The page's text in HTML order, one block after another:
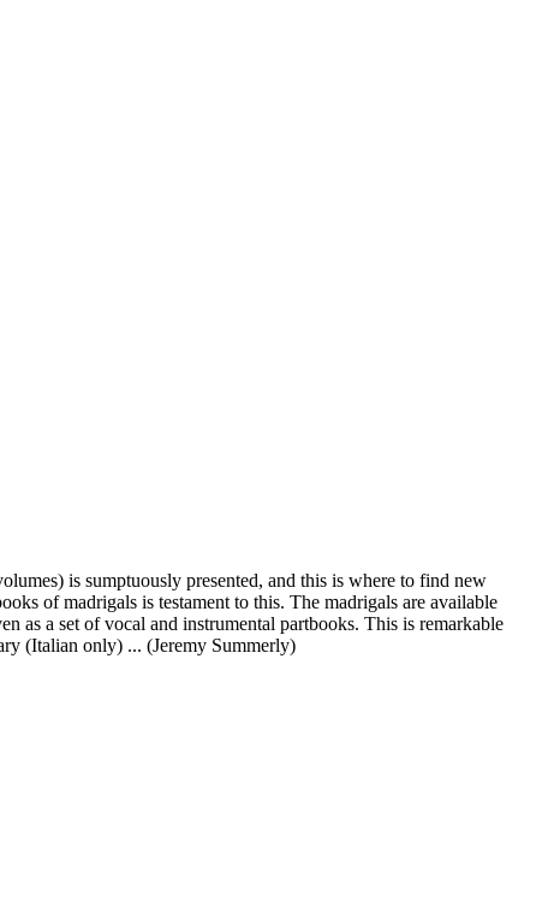
is sumptuously presented, and this is where to find new
of madrigals is testament to this. The madrigals are available
as a set of vocal and instrumental partbooks. This is remarkable
(Italian only) ... (Jeremy Summerly)